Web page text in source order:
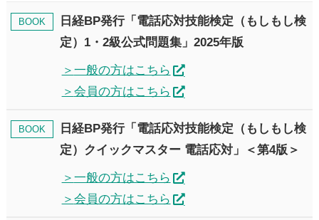
BOOK
日経BP発行「電話応対技能検定（もしもし検
定）1・2級公式問題集」2025年版
一般の方はこちら
会員の方はこちら
BOOK
日経BP発行「電話応対技能検定（もしもし検
定）クイックマスター 電話応対」＜第4版＞
一般の方はこちら
会員の方はこちら